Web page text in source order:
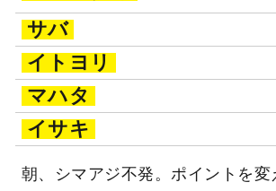
サバ
イトヨリ
マハタ
イサキ
朝、シマアジ不発。ポイントを変